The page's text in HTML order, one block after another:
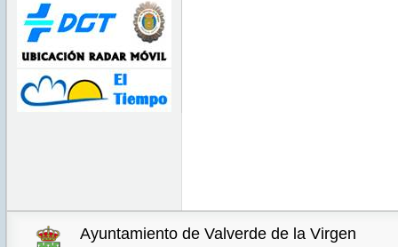
Ayuntamiento de Valverde de la Virgen